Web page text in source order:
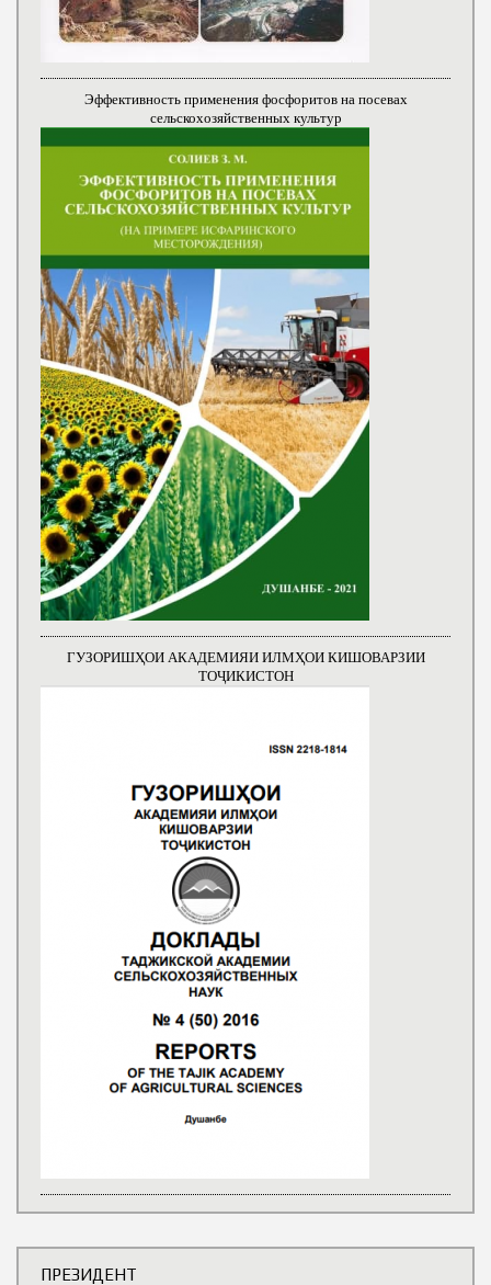
Эффективность применения фосфоритов на посевах
сельскохозяйственных культур
ГУЗОРИШҲОИ АКАДЕМИЯИ ИЛМҲОИ КИШОВАРЗИИ
ТОҶИКИСТОН
ПРЕЗИДЕНТ